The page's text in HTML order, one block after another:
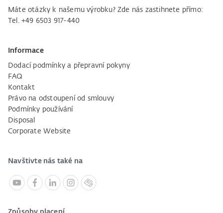
Máte otázky k našemu výrobku? Zde nás zastihnete přímo:
Tel. +49 6503 917-440
Informace
Dodací podmínky a přepravní pokyny
FAQ
Kontakt
Právo na odstoupení od smlouvy
Podmínky používání
Disposal
Corporate Website
Navštivte nás také na